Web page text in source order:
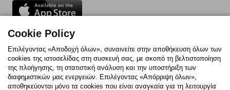
Follow us:
FacebookInstagram
TikTokYoutubePinterestTwitter
Cookie Policy
Επιλέγοντας «Αποδοχή όλων», συναινείτε στην αποθήκευση όλων των
cookies της ιστοσελίδας στη συσκευή σας, με σκοπό τη βελτιστοποίηση
της πλοήγησης, τη στατιστική ανάλυση και την υποστήριξη των
διαφημιστικών μας ενεργειών. Επιλέγοντας «Απόρριψη όλων»,
αποθηκεύονται μόνο τα cookies που είναι αναγκαία για τη λειτουργία